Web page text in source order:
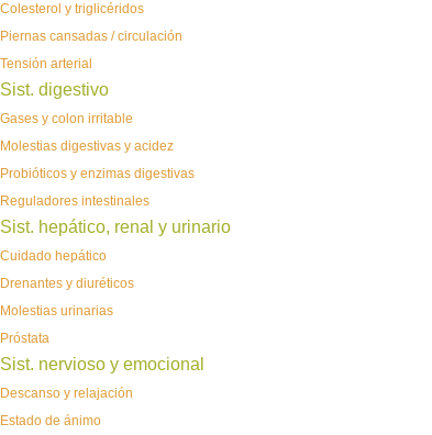
Colesterol y triglicéridos
Piernas cansadas / circulación
Tensión arterial
Sist. digestivo
Gases y colon irritable
Molestias digestivas y acidez
Probióticos y enzimas digestivas
Reguladores intestinales
Sist. hepático, renal y urinario
Cuidado hepático
Drenantes y diuréticos
Molestias urinarias
Próstata
Sist. nervioso y emocional
Descanso y relajación
Estado de ánimo